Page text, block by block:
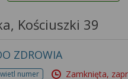
Kościuszki 39
ZDROWIA
numer Zamknięta,